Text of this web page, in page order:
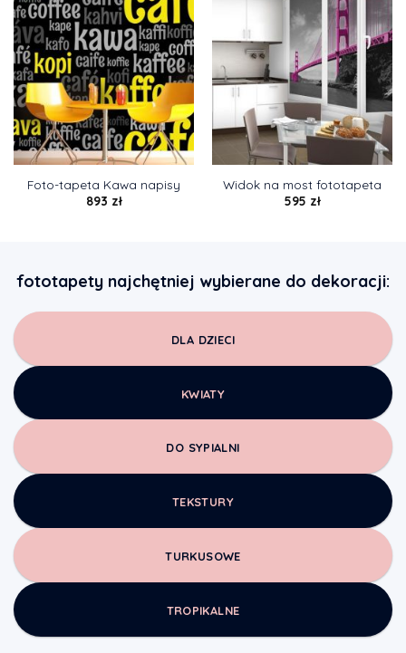
Foto-tapeta Kawa napisy
893 zł
Widok na most fototapeta
595 zł
fototapety najchętniej wybierane do dekoracji:
DLA DZIECI
KWIATY
DO SYPIALNI
TEKSTURY
TURKUSOWE
TROPIKALNE